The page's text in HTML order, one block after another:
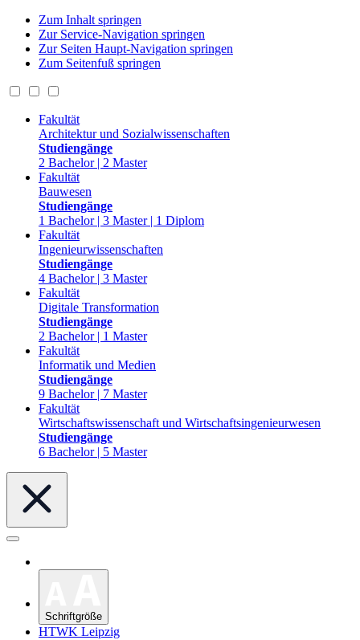
Zum Inhalt springen
Zur Service-Navigation springen
Zur Seiten Haupt-Navigation springen
Zum Seitenfuß springen
Fakultät
Architektur und Sozialwissenschaften
Studiengänge
2 Bachelor | 2 Master
Fakultät
Bauwesen
Studiengänge
1 Bachelor | 3 Master | 1 Diplom
Fakultät
Ingenieurwissenschaften
Studiengänge
4 Bachelor | 3 Master
Fakultät
Digitale Transformation
Studiengänge
2 Bachelor | 1 Master
Fakultät
Informatik und Medien
Studiengänge
9 Bachelor | 7 Master
Fakultät
Wirtschaftswissenschaft und Wirtschaftsingenieurwesen
Studiengänge
6 Bachelor | 5 Master
Schriftgröße
HTWK Leipzig